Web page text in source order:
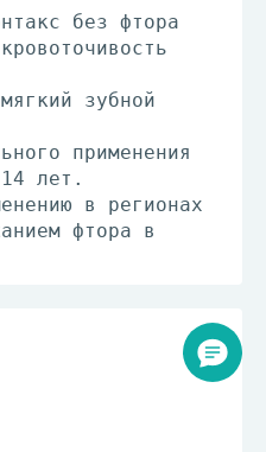
без фтора
зубной
применения
лет.
в регионах
фтора в